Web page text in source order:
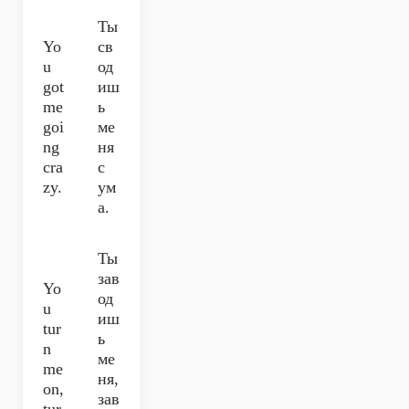
Yo
u
got
me
goi
ng
cra
zy.
Ты
св
од
иш
ь
ме
ня
с
ум
а.
Yo
u
tur
n
me
on,
Ты
зав
од
иш
ь
ме
ня,
зав